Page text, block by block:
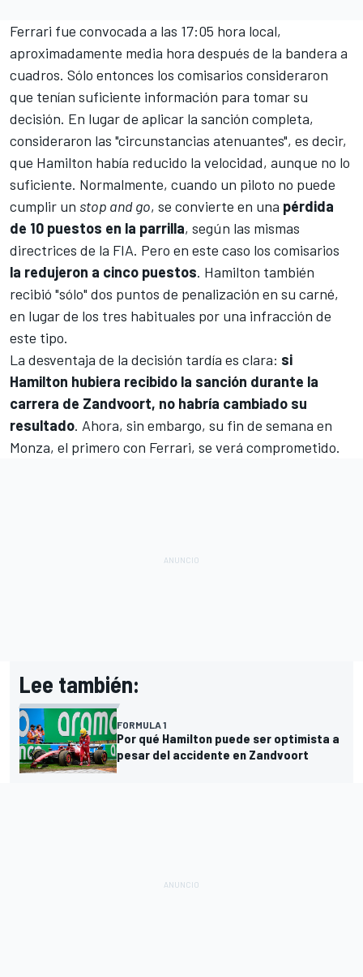
Ferrari fue convocada a las 17:05 hora local,
aproximadamente media hora después de la bandera a
cuadros. Sólo entonces los comisarios consideraron
que tenían suficiente información para tomar su
decisión. En lugar de aplicar la sanción completa,
consideraron las "circunstancias atenuantes", es decir,
que Hamilton había reducido la velocidad, aunque no lo
suficiente. Normalmente, cuando un piloto no puede
cumplir un stop and go, se convierte en una pérdida
de 10 puestos en la parrilla, según las mismas
directrices de la FIA. Pero en este caso los comisarios
la redujeron a cinco puestos. Hamilton también
recibió "sólo" dos puntos de penalización en su carné,
en lugar de los tres habituales por una infracción de
este tipo.
La desventaja de la decisión tardía es clara: si
Hamilton hubiera recibido la sanción durante la
carrera de Zandvoort, no habría cambiado su
resultado. Ahora, sin embargo, su fin de semana en
Monza, el primero con Ferrari, se verá comprometido.
Lee también:
FORMULA 1
Por qué Hamilton puede ser optimista a
pesar del accidente en Zandvoort